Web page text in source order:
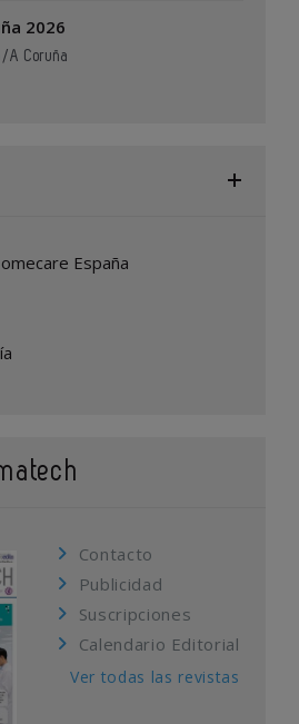
2026
/A Coruña
España
Contacto
Publicidad
Suscripciones
Calendario Editorial
Ver todas las revistas